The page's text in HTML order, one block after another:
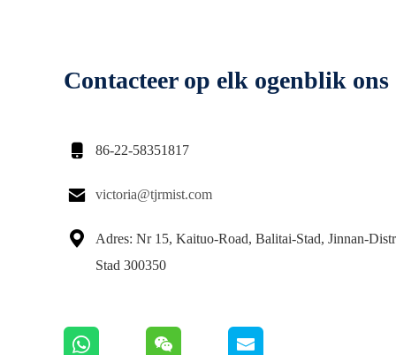
Contacteer op elk ogenblik ons
 86-22-58351817
 victoria@tjrmist.com

Adres: Nr 15, Kaituo-Road, Balitai-Stad, Jinnan-
Stad 300350